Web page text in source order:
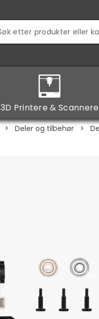
3D Printere & Scannere
> Deler og tilbehør >